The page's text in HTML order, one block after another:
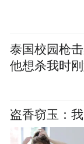
化协作成果
力。
泰国校园枪
他想杀我时
盗香窃玉：